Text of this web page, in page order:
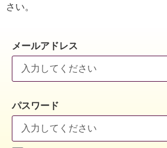
さい。
メールアドレス
パスワード